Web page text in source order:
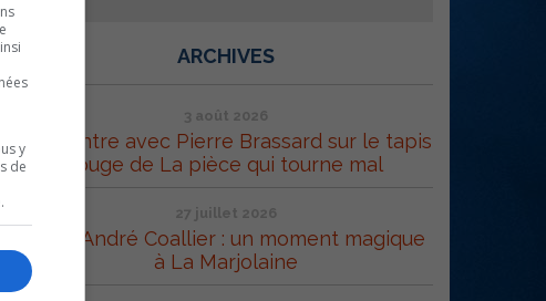
ARCHIVES
3 août 2026
Rencontre avec Pierre Brassard sur le tapis
rouge de La pièce qui tourne mal
27 juillet 2026
Marc-André Coallier : un moment magique
à La Marjolaine
y
de